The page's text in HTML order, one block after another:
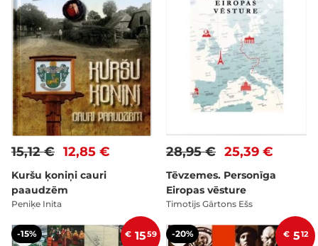
12,85 €
15,12 €
Kuršu ķoniņi cauri
paaudzēm
Peniķe Inita
25,39 €
28,95 €
Tēvzemes. Personīga
Eiropas vēsture
Timotijs Gārtons Ešs
-15% € 1559 -20% € 512